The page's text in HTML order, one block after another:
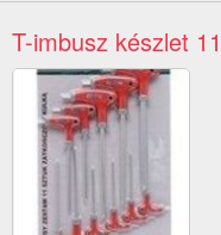
T-imbusz készlet